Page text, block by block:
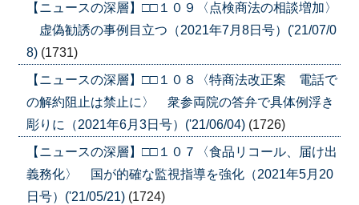
【ニュースの深層】□□１０９〈点検商法の相談増加〉
虚偽勧誘の事例目立つ（2021年7月8日号）('21/07/0
8) (1731)
【ニュースの深層】□□１０８〈特商法改正案 電話で
の解約阻止は禁止に〉 衆参両院の答弁で具体例浮き
彫りに（2021年6月3日号）('21/06/04) (1726)
【ニュースの深層】□□１０７〈食品リコール、届け出
義務化〉 国が的確な監視指導を強化（2021年5月20
日号）('21/05/21) (1724)